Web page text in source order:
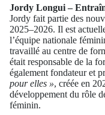
Jordy Longui –
Jordy fait partie des
2025–2026. Il est
l’équipe nationale
travaillé au centre de
était responsable de la
également fondateur et
pour elles », créée en
développement du rôle
féminin.